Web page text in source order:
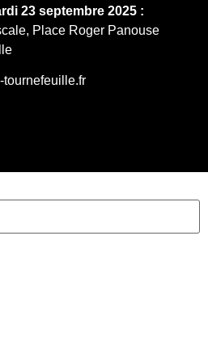
23 septembre 2025 :
Place Roger Panouse
tournefeuille.fr